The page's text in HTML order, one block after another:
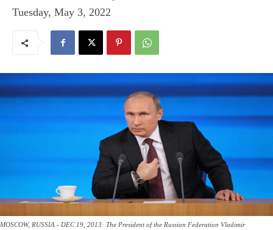
Tuesday, May 3, 2022
MOSCOW, RUSSIA - DEC 19, 2013: The President of the Russian Federation Vladimir